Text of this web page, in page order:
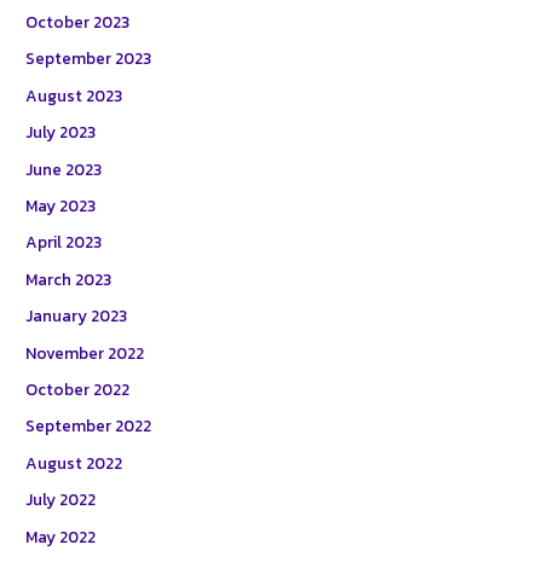
October 2023
September 2023
August 2023
July 2023
June 2023
May 2023
April 2023
March 2023
January 2023
November 2022
October 2022
September 2022
August 2022
July 2022
May 2022